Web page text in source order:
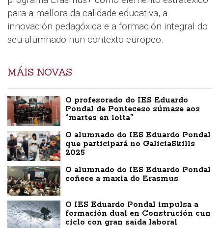
para a mellora da calidade educativa, a
innovación pedagóxica e a formación integral do
seu alumnado nun contexto europeo.
MÁIS NOVAS
O profesorado do IES Eduardo
Pondal de Ponteceso súmase aos
“martes en loita”
O alumnado do IES Eduardo Pondal
que participará no GaliciaSkills
2025
O alumnado do IES Eduardo Pondal
coñece a maxia do Erasmus
O IES Eduardo Pondal impulsa a
formación dual en Construción cun
ciclo con gran saída laboral